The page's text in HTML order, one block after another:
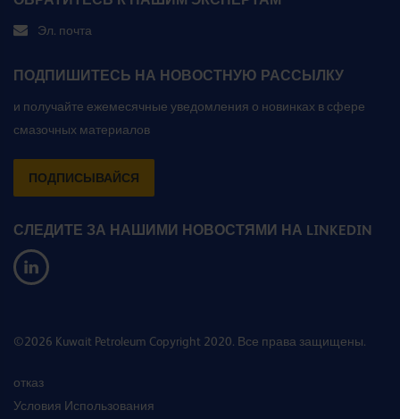
Эл. почта
ПОДПИШИТЕСЬ НА НОВОСТНУЮ РАССЫЛКУ
и получайте ежемесячные уведомления о новинках в сфере
смазочных материалов
ПОДПИСЫВАЙСЯ
СЛЕДИТЕ ЗА НАШИМИ НОВОСТЯМИ НА LINKEDIN
©2026 Kuwait Petroleum Copyright 2020. Все права защищены.
отказ
Условия Использования